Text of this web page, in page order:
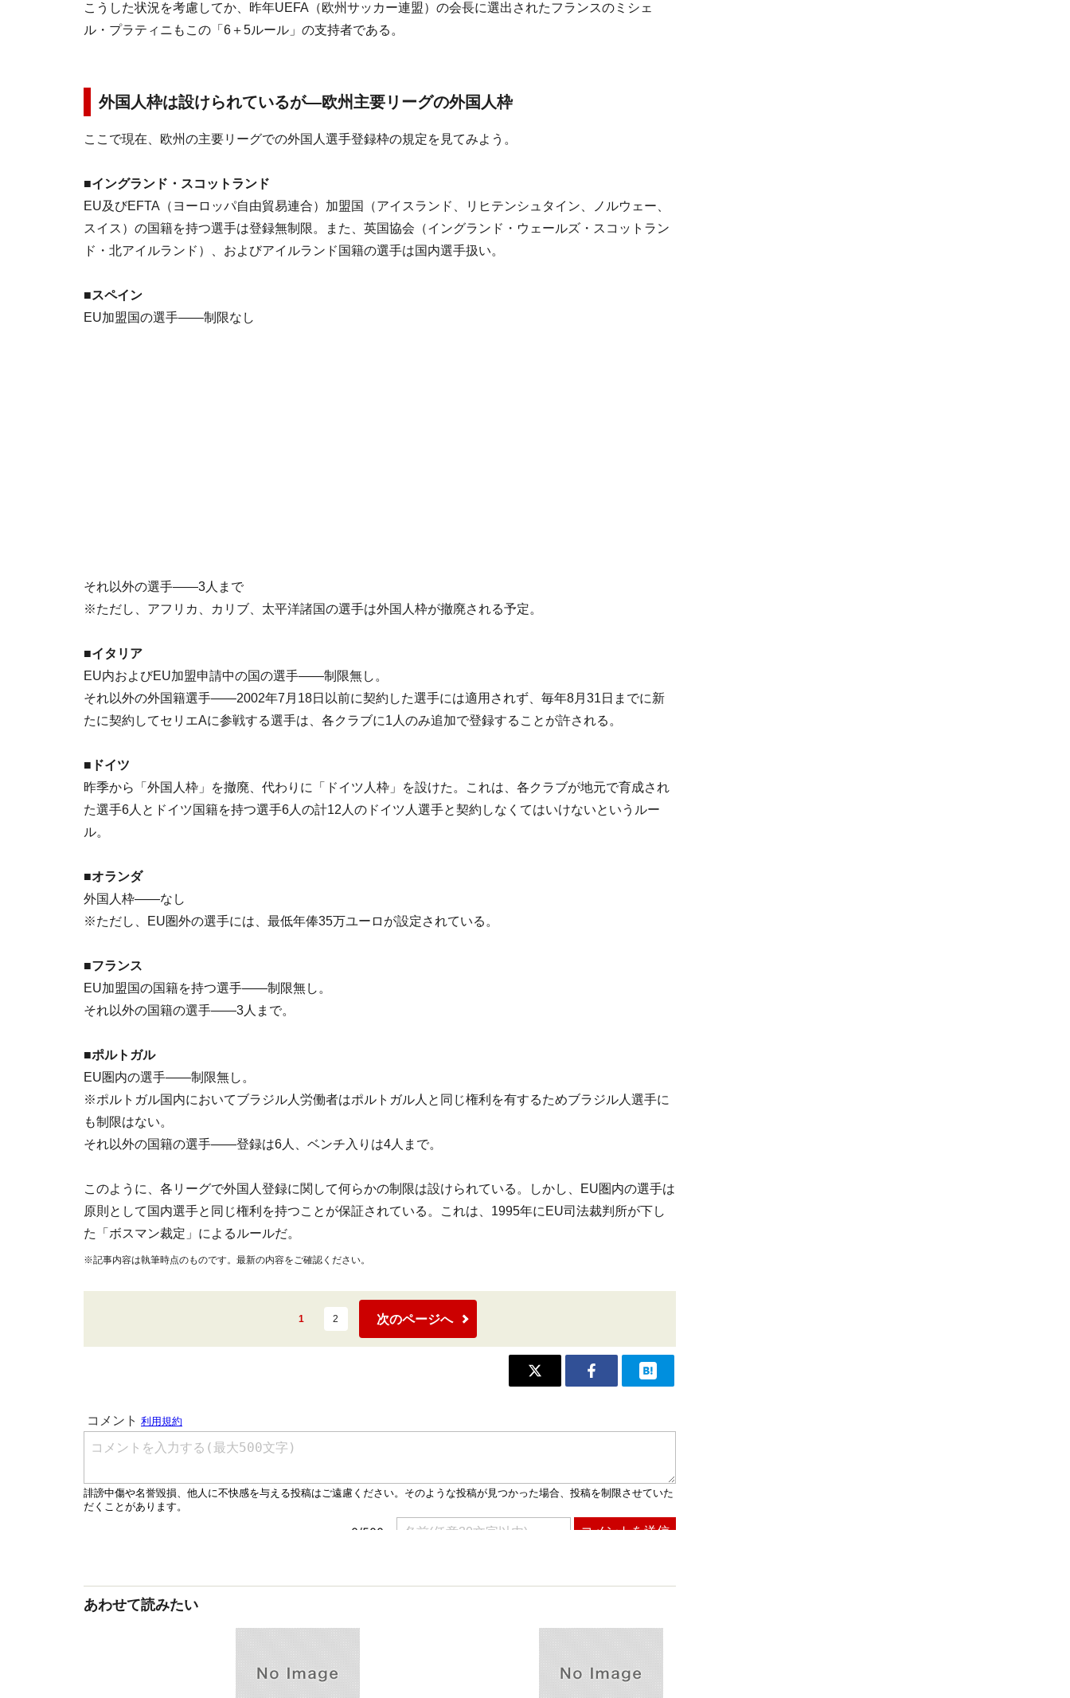
こうした状況を考慮してか、昨年UEFA（欧州サッカー連盟）の会長に選出されたフランスのミシェ
ル・プラティニもこの「6＋5ルール」の支持者である。
外国人枠は設けられているが―欧州主要リーグの外国人枠
ここで現在、欧州の主要リーグでの外国人選手登録枠の規定を見てみよう。
■イングランド・スコットランド
EU及びEFTA（ヨーロッパ自由貿易連合）加盟国（アイスランド、リヒテンシュタイン、ノルウェー、
スイス）の国籍を持つ選手は登録無制限。また、英国協会（イングランド・ウェールズ・スコットラン
ド・北アイルランド）、およびアイルランド国籍の選手は国内選手扱い。
■スペイン
EU加盟国の選手――制限なし
それ以外の選手――3人まで
※ただし、アフリカ、カリブ、太平洋諸国の選手は外国人枠が撤廃される予定。
■イタリア
EU内およびEU加盟申請中の国の選手――制限無し。
それ以外の外国籍選手――2002年7月18日以前に契約した選手には適用されず、毎年8月31日までに新
たに契約してセリエAに参戦する選手は、各クラブに1人のみ追加で登録することが許される。
■ドイツ
昨季から「外国人枠」を撤廃、代わりに「ドイツ人枠」を設けた。これは、各クラブが地元で育成され
た選手6人とドイツ国籍を持つ選手6人の計12人のドイツ人選手と契約しなくてはいけないというルー
ル。
■オランダ
外国人枠――なし
※ただし、EU圏外の選手には、最低年俸35万ユーロが設定されている。
■フランス
EU加盟国の国籍を持つ選手――制限無し。
それ以外の国籍の選手――3人まで。
■ポルトガル
EU圏内の選手――制限無し。
※ポルトガル国内においてブラジル人労働者はポルトガル人と同じ権利を有するためブラジル人選手に
も制限はない。
それ以外の国籍の選手――登録は6人、ベンチ入りは4人まで。
このように、各リーグで外国人登録に関して何らかの制限は設けられている。しかし、EU圏内の選手は
原則として国内選手と同じ権利を持つことが保証されている。これは、1995年にEU司法裁判所が下し
た「ボスマン裁定」によるルールだ。
※記事内容は執筆時点のものです。最新の内容をご確認ください。
1 2 次のページへ
あわせて読みたい